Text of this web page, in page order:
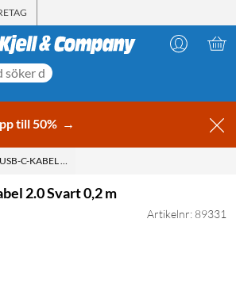
till 50% →
C-KABEL 2.0 SVART 0,2 M
2.0 Svart 0,2 m
Artikelnr: 89331